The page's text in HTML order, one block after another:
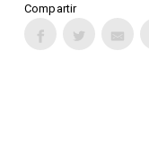
Compartir